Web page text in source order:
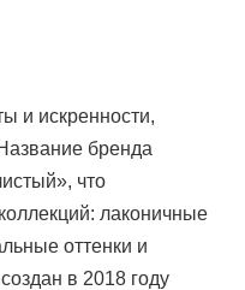
и искренности,
бренда
что
лаконичные
оттенки и
в 2018 году